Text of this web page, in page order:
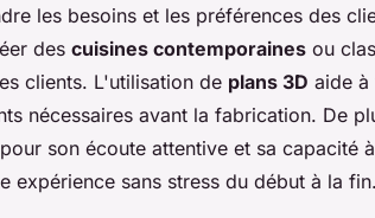
les besoins et les préférences des
des cuisines contemporaines ou
clients. L'utilisation de plans 3D aide à
nécessaires avant la fabrication. De
son écoute attentive et sa capacité
expérience sans stress du début à la fin.